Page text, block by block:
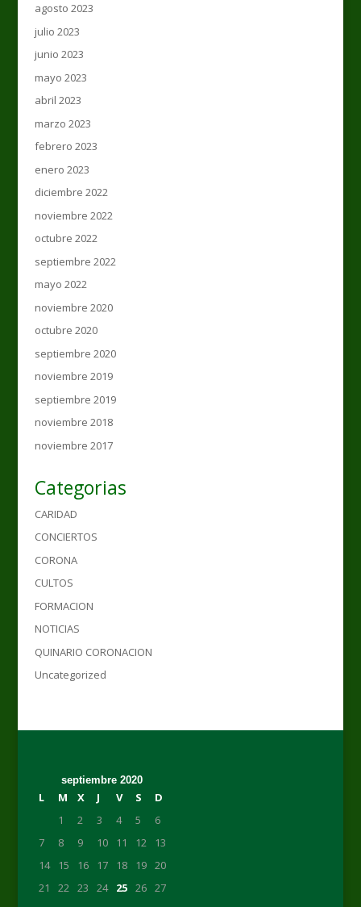
agosto 2023
julio 2023
junio 2023
mayo 2023
abril 2023
marzo 2023
febrero 2023
enero 2023
diciembre 2022
noviembre 2022
octubre 2022
septiembre 2022
mayo 2022
noviembre 2020
octubre 2020
septiembre 2020
noviembre 2019
septiembre 2019
noviembre 2018
noviembre 2017
Categorias
CARIDAD
CONCIERTOS
CORONA
CULTOS
FORMACION
NOTICIAS
QUINARIO CORONACION
Uncategorized
septiembre 2020
L M X J V S
D
1
2 3 4 5
6
7
8 9 10 11 12
13
14
15 16 17 18 19 20
21
22 23 24 25 26 27